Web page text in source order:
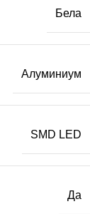
Бела
Алуминиум
SMD LED
Да